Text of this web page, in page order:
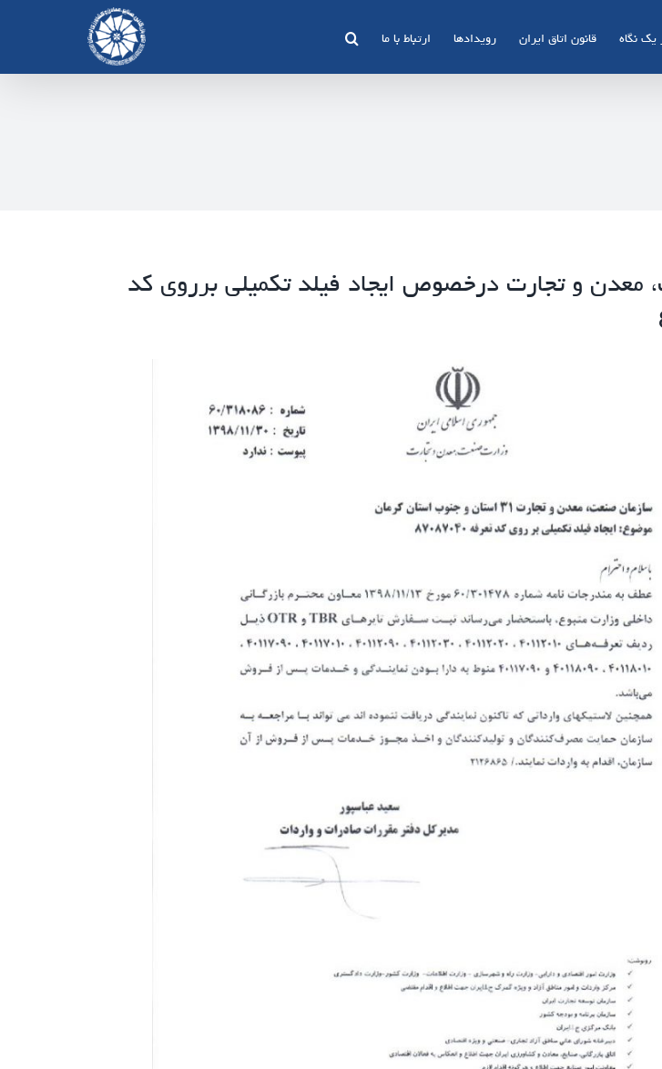
یک نگاه قانون اتاق ایران رویدادها ارتباط با ما
معدن و تجارت درخصوص ایجاد فیلد تکمیلی برروی کد